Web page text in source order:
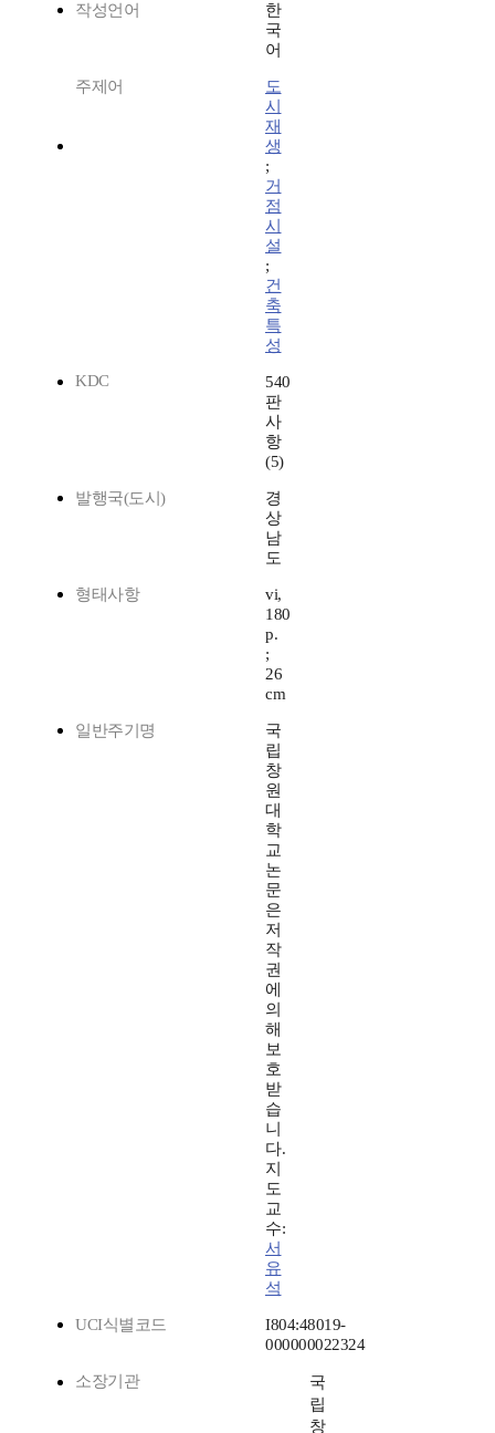
작성언어
한
국
어
주제어
도
시
재
생
;
거
점
시
설
;
건
축
특
성
KDC
540
판
사
항
(5)
발행국(도시)
경
상
남
도
형태사항
vi,
180
p.
;
26
cm
일반주기명
국
립
창
원
대
학
교
논
문
은
저
작
권
에
의
해
보
호
받
습
니
다.
지
도
교
수:
서
유
석
UCI식별코드
I804:48019-
000000022324
소장기관
국
립
창